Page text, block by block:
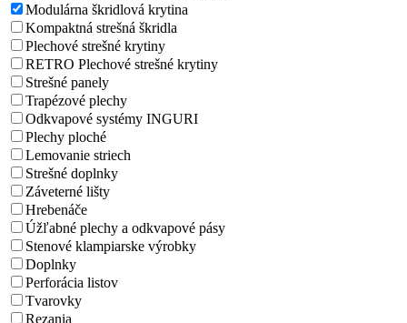
Modulárna škridlová krytina
Kompaktná strešná škridla
Plechové strešné krytiny
RETRO Plechové strešné krytiny
Strešné panely
Trapézové plechy
Odkvapové systémy INGURI
Plechy ploché
Lemovanie striech
Strešné doplnky
Záveterné lišty
Hrebenáče
Úžľabné plechy a odkvapové pásy
Stenové klampiarske výrobky
Doplnky
Perforácia listov
Tvarovky
Rezania